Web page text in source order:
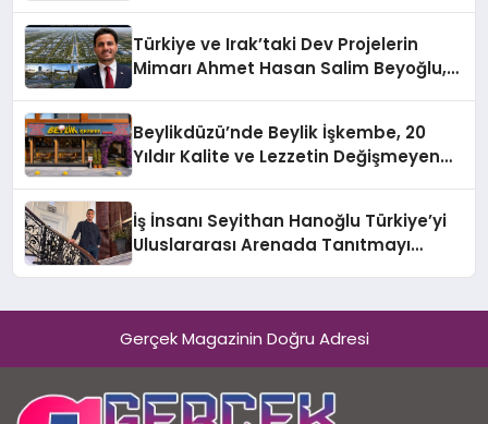
Türkiye ve Irak’taki Dev Projelerin
Mimarı Ahmet Hasan Salim Beyoğlu,
Hayata Geçirecek
Beylikdüzü’nde Beylik İşkembe, 20
Yıldır Kalite ve Lezzetin Değişmeyen
İş İnsanı Seyithan Hanoğlu Türkiye’yi
Uluslararası Arenada Tanıtmayı
Gerçek Magazinin Doğru Adresi